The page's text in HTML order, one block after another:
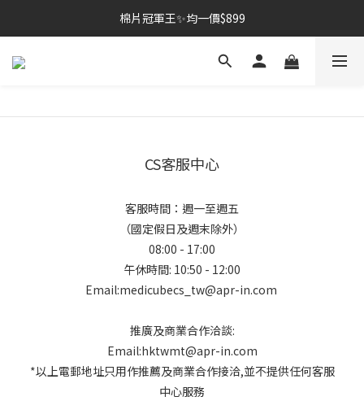
棉片冠軍王✨均一價$899
棉片冠軍王✨均一價$899
夏季深層清潔必備🫧張員瑛洗臉機
CS客服中心
客服時間：週一至週五
（國定假日及週末除外）
08:00 - 17:00
午休時間: 10:50 - 12:00
Email:medicubecs_tw@apr-in.com
推廣及商業合作洽談:
Email:hktwmt@apr-in.com
*以上電郵地址只用作推薦及商業合作接洽,並不提供任何客服
中心服務